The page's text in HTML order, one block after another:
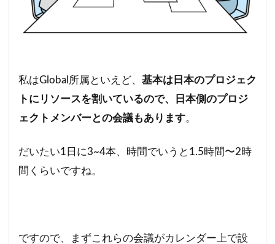
私はGlobal所属といえど、 基本は日本のプロジェク
トにリソースを割いているので、日本側のプロジ
ェクトメンバーとの会議もあります。
だいたい1日に3~4本、時間でいうと1.5時間〜2時
間くらいですね。
ですので、まずこれらの会議がカレンダー上で設